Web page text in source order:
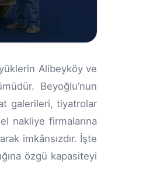
Alibeyköy ve
Beyoğlu’nun
galerileri, tiyatrolar
nakliye firmalarına
imkânsızdır. İşte
özgü kapasiteyi